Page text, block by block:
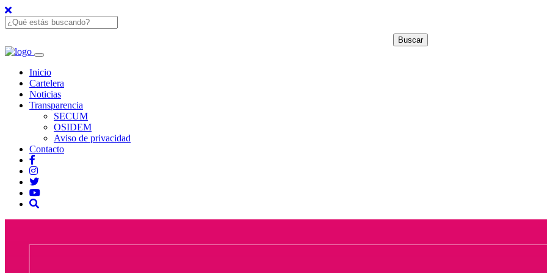
Inicio
Cartelera
Noticias
Transparencia
SECUM
OSIDEM
Aviso de privacidad
Contacto